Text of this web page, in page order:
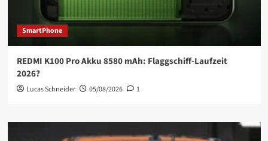
SmartPhone
REDMI K100 Pro Akku 8580 mAh: Flaggschiff-Laufzeit
2026?
Lucas Schneider 05/08/2026 1